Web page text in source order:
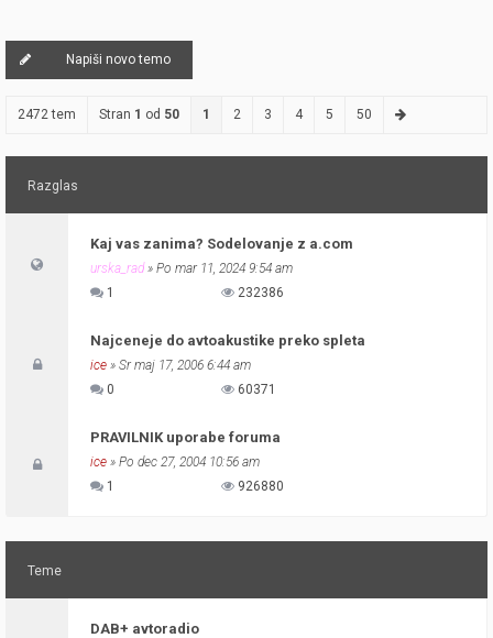
Napiši novo temo
2472 tem Stran 1 od 50 1 2 3 4 5 50
Razglas
Kaj vas zanima? Sodelovanje z a.com
urska_rad» Po mar 11, 2024 9:54 am
1
232386
Najceneje do avtoakustike preko spleta
ice » Sr maj 17, 2006 6:44 am
0
60371
PRAVILNIK uporabe foruma
ice » Po dec 27, 2004 10:56 am
1
926880
Teme
DAB+ avtoradio